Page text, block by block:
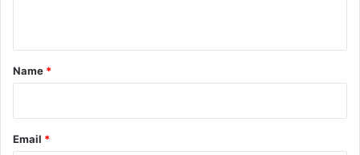
*
Name *
Email *